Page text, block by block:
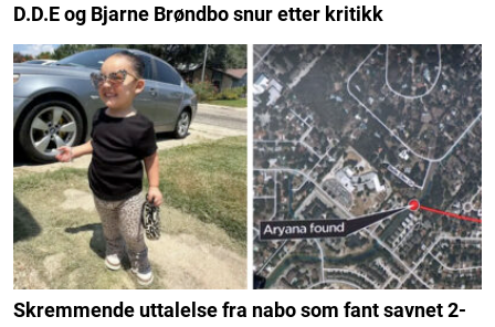
D.D.E og Bjarne Brøndbo snur etter kritikk
Skremmende uttalelse fra nabo som fant savnet 2-